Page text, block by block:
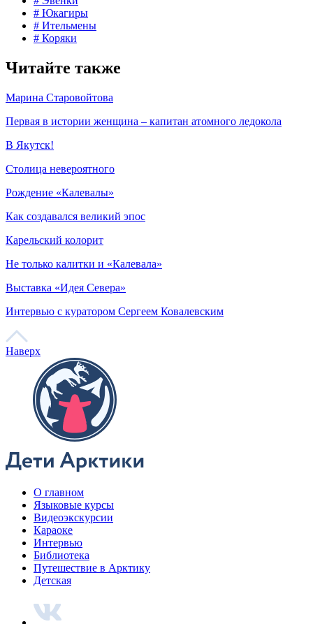
Сорока – это вепсская мягкая шапочка замужней женщины.
Также вепсянки носили кокошники и повойники. А головной
убор krasota – венок с лентами – шили для церемонии
венчания.
8. «Чукча в чуме ждет рассвета» – пел Кола Бельды. Где он ошибся?
На самом деле чукчи живут не в чуме, а в яранге. Яранга – это
9. Чешуя или перья: из чего эскимосы шили одежду?
Фото: goskatalog.ru, Российский этнографический музей
капюшоном из кишок морских животных. Дождевик они
изготавливали из птичьих шкур, причем перьями внутрь – к
10. Почему нганасаны предпочитают красное?
По легенде, народ «ня» произошел от краснозобой казарки.
палитру птицы.
Красный – северное солнце.
Белый – цвет чистого снега.
Черный – тьма полярной ночи.
11. Где долганы ищут идеальный мэтч?
Фото: goskatalog.ru, Екатеринбургский музей
изобразительных искусств
Хейро – танец солнца
Весной долганы устраивают праздничную встречу солнца.
Все наряжаются и собираются в круг для хоровода. «Хейро!»
– громко запевают мужчины, а девушки кружатся в танце.
Найти пару можно прямо во время обряда.
12. Почему селькупы едят чушь?
Чушь – это северное блюдо из свежей стерляди, пеляди или
около 15 минут. Многие готовят чушь и не знают, что с
селькупского языка это слово переводится как «мороженая